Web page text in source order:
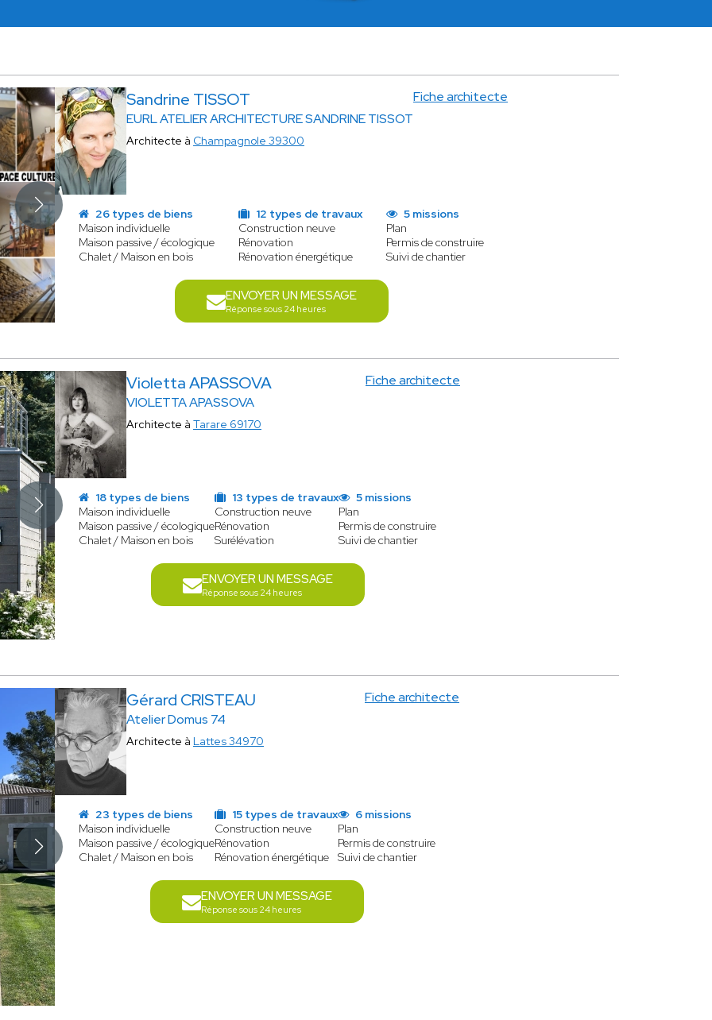
Sandrine TISSOT
EURL ATELIER ARCHITECTURE SANDRINE TISSOT
Fiche architecte
Architecte à Champagnole 39300
26 types de biens
Maison individuelle
Maison passive / écologique
Chalet / Maison en bois
12 types de travaux
Construction neuve
Rénovation
Rénovation énergétique
5 missions
Plan
Permis de construire
Suivi de chantier
ENVOYER UN MESSAGE
Réponse sous 24 heures
Violetta APASSOVA
VIOLETTA APASSOVA
Fiche architecte
Architecte à Tarare 69170
18 types de biens
Maison individuelle
Maison passive / écologique
Chalet / Maison en bois
13 types de travaux
Construction neuve
Rénovation
Surélévation
5 missions
Plan
Permis de construire
Suivi de chantier
ENVOYER UN MESSAGE
Réponse sous 24 heures
Gérard CRISTEAU
Atelier Domus 74
Fiche architecte
Architecte à Lattes 34970
23 types de biens
Maison individuelle
Maison passive / écologique
Chalet / Maison en bois
15 types de travaux
Construction neuve
Rénovation
Rénovation énergétique
6 missions
Plan
Permis de construire
Suivi de chantier
ENVOYER UN MESSAGE
Réponse sous 24 heures